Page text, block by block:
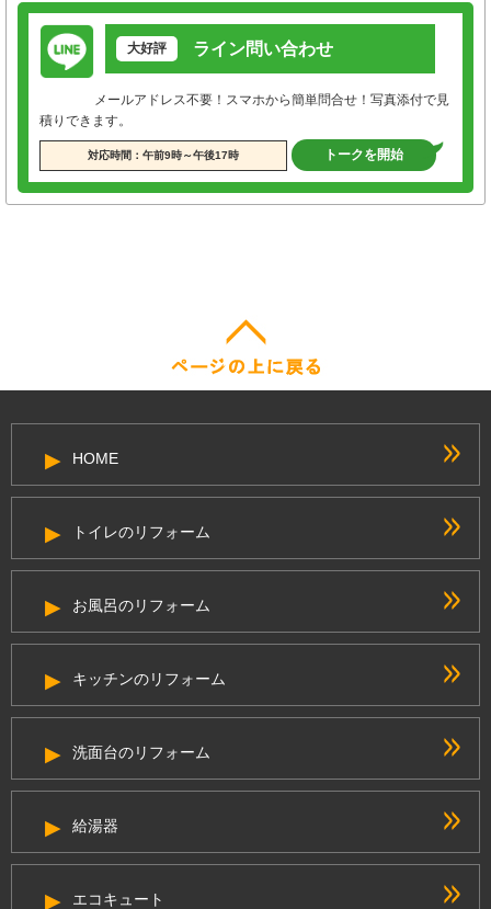
大好評 ライン問い合わせ
メールアドレス不要！スマホから簡単問合せ！写真添付で見
積りできます。
対応時間：午前9時～午後17時 トークを開始
HOME
トイレのリフォーム
お風呂のリフォーム
キッチンのリフォーム
洗面台のリフォーム
給湯器
エコキュート